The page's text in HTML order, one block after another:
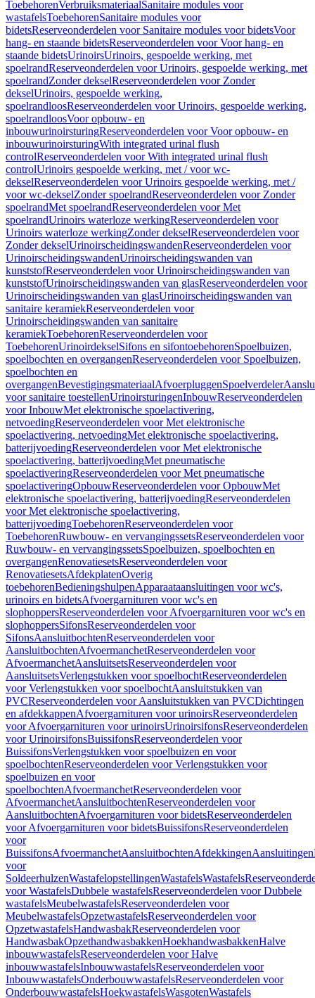
ToebehorenVerbruiksmateriaalSanitaire modules voor
wastafelsToebehorenSanitaire modules voor
bidetsReserveonderdelen voor Sanitaire modules voor bidetsVoor
hang- en staande bidetsReserveonderdelen voor Voor hang- en
staande bidetsUrinoirsUrinoirs, gespoelde werking, met
spoelrandReserveonderdelen voor Urinoirs, gespoelde werking, met
spoelrandZonder dekselReserveonderdelen voor Zonder
dekselUrinoirs, gespoelde werking,
spoelrandloosReserveonderdelen voor Urinoirs, gespoelde werking,
spoelrandloosVoor opbouw- en
inbouwurinoirsturingReserveonderdelen voor Voor opbouw- en
inbouwurinoirsturingWith integrated urinal flush
controlReserveonderdelen voor With integrated urinal flush
controlUrinoirs gespoelde werking, met / voor wc-
dekselReserveonderdelen voor Urinoirs gespoelde werking, met /
voor wc-dekselZonder spoelrandReserveonderdelen voor Zonder
spoelrandMet spoelrandReserveonderdelen voor Met
spoelrandUrinoirs waterloze werkingReserveonderdelen voor
Urinoirs waterloze werkingZonder dekselReserveonderdelen voor
Zonder dekselUrinoirscheidingswandenReserveonderdelen voor
UrinoirscheidingswandenUrinoirscheidingswanden van
kunststofReserveonderdelen voor Urinoirscheidingswanden van
kunststofUrinoirscheidingswanden van glasReserveonderdelen voor
Urinoirscheidingswanden van glasUrinoirscheidingswanden van
sanitaire keramiekReserveonderdelen voor
Urinoirscheidingswanden van sanitaire
keramiekToebehorenReserveonderdelen voor
ToebehorenUrinoirdekselSifons en sifontoebehorenSpoelbuizen,
spoelbochten en overgangenReserveonderdelen voor Spoelbuizen,
spoelbochten en
overgangenBevestigingsmateriaalAfvoerpluggenSpoelverdeler
voor sanitaire toestellenUrinoirsturingenInbouwReserveonderdelen
voor InbouwMet elektronische spoelactivering,
netvoedingReserveonderdelen voor Met elektronische
spoelactivering, netvoedingMet elektronische spoelactivering,
batterijvoedingReserveonderdelen voor Met elektronische
spoelactivering, batterijvoedingMet pneumatische
spoelactiveringReserveonderdelen voor Met pneumatische
spoelactiveringOpbouwReserveonderdelen voor OpbouwMet
elektronische spoelactivering, batterijvoedingReserveonderdelen
voor Met elektronische spoelactivering,
batterijvoedingToebehorenReserveonderdelen voor
ToebehorenRuwbouw- en vervangingssetsReserveonderdelen voor
Ruwbouw- en vervangingssetsSpoelbuizen, spoelbochten en
overgangenRenovatiesetsReserveonderdelen voor
RenovatiesetsAfdekplatenOverig
toebehorenBedieningshulpenApparaataansluitingen voor wc's,
urinoirs en bidetsAfvoergarnituren voor wc's en
slophoppersReserveonderdelen voor Afvoergarnituren voor wc's en
slophoppersSifonsReserveonderdelen voor
SifonsAansluitbochtenReserveonderdelen voor
AansluitbochtenAfvoermanchetReserveonderdelen voor
AfvoermanchetAansluitsetsReserveonderdelen voor
AansluitsetsVerlengstukken voor spoelbochtReserveonderdelen
voor Verlengstukken voor spoelbochtAansluitstukken van
PVCReserveonderdelen voor Aansluitstukken van PVCDichtingen
en afdekkappenAfvoergarnituren voor urinoirsReserveonderdelen
voor Afvoergarnituren voor urinoirsUrinoirsifonsReserveonderdelen
voor UrinoirsifonsBuissifonsReserveonderdelen voor
BuissifonsVerlengstukken voor spoelbuizen en voor
spoelbochtenReserveonderdelen voor Verlengstukken voor
spoelbuizen en voor
spoelbochtenAfvoermanchetReserveonderdelen voor
AfvoermanchetAansluitbochtenReserveonderdelen voor
AansluitbochtenAfvoergarnituren voor bidetsReserveonderdelen
voor Afvoergarnituren voor bidetsBuissifonsReserveonderdelen
voor
BuissifonsAfvoermanchetAansluitbochtenAfdekkingenAansluitingen
voor
SoldeerhulzenWastafelopstellingenWastafelsWastafels
voor WastafelsDubbele wastafelsReserveonderdelen voor Dubbele
wastafelsMeubelwastafelsReserveonderdelen voor
MeubelwastafelsOpzetwastafelsReserveonderdelen voor
OpzetwastafelsHandwasbakReserveonderdelen voor
HandwasbakOpzethandwasbakkenHoekhandwasbakkenHalve
inbouwwastafelsReserveonderdelen voor Halve
inbouwwastafelsInbouwwastafelsReserveonderdelen voor
InbouwwastafelsOnderbouwwastafelsReserveonderdelen voor
OnderbouwwastafelsHoekwastafelsWasgotenWastafels